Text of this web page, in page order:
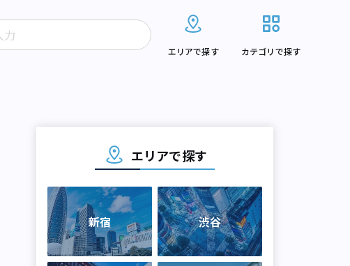
エリアで探す カテゴリで探す
エリアで探す
新宿 渋谷